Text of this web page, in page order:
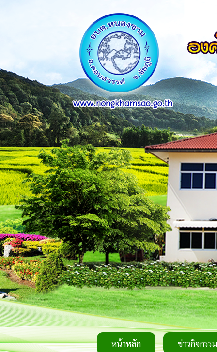
หน้าหลัก ข่าวกิจกรรม